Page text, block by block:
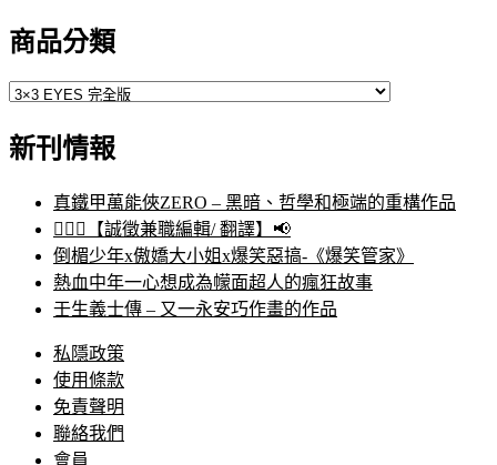
商品分類
新刊情報
真鐵甲萬能俠ZERO – 黑暗、哲學和極端的重構作品
🙋🏻‍♀️【誠徵兼職編輯/ 翻譯】📢
倒楣少年x傲嬌大小姐x爆笑惡搞-《爆笑管家》
熱血中年一心想成為幪面超人的瘋狂故事
壬生義士傳 – 又一永安巧作畫的作品
私隱政策
使用條款
免責聲明
聯絡我們
會員